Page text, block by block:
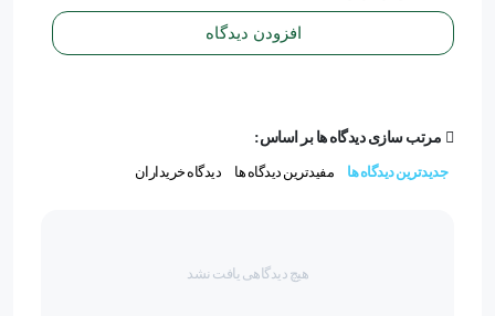
افزودن دیدگاه
مرتب سازی دیدگاه ها بر اساس:
جدیدترین دیدگاه ها مفیدترین دیدگاه ها دیدگاه خریداران
هیچ دیدگاهی یافت نشد